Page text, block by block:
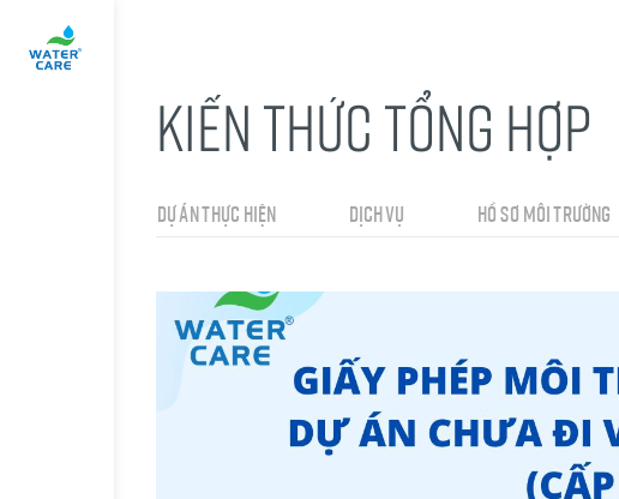
KIẾN THỨC TỔNG HỢP
DỰ ÁN THỰC HIỆN DỊCH VỤ HỒ SƠ MÔI TRƯỜNG